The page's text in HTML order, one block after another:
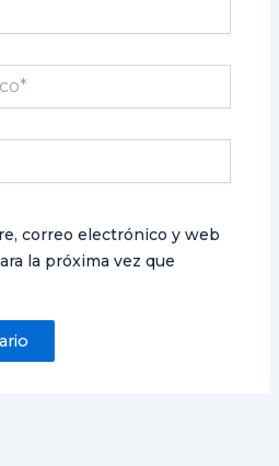
correo electrónico y web
la próxima vez que